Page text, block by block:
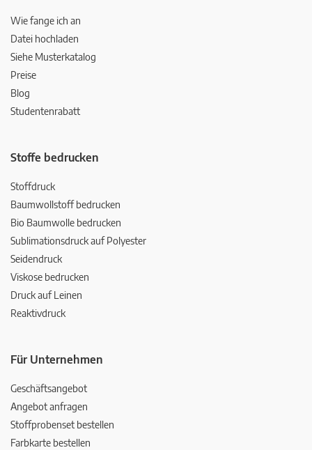
Wie fange ich an
Datei hochladen
Siehe Musterkatalog
Preise
Blog
Studentenrabatt
Stoffe bedrucken
Stoffdruck
Baumwollstoff bedrucken
Bio Baumwolle bedrucken
Sublimationsdruck auf Polyester
Seidendruck
Viskose bedrucken
Druck auf Leinen
Reaktivdruck
Für Unternehmen
Geschäftsangebot
Angebot anfragen
Stoffprobenset bestellen
Farbkarte bestellen